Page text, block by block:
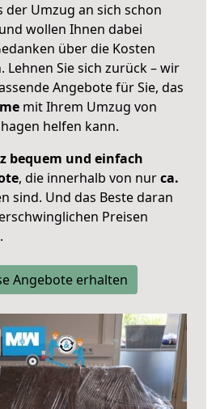
der Umzug an sich schon
wollen Ihnen dabei
über die Kosten
Lehnen Sie sich zurück – wir
Angebote für Sie, das
mit Ihrem Umzug von
helfen kann.
bequem und einfach
, die innerhalb von nurca.
sind. Und das Beste daran
Preisen
Angebote erhalten